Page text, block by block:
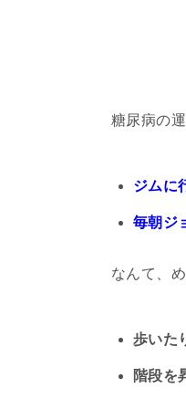
糖尿病の
ジムに
毎朝ジ
なんて、
歩いた
階段を